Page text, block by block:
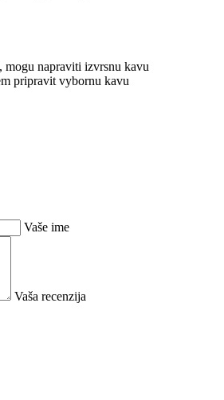
napraviti izvrsnu kavu
pripravit vybornu kavu
Vaše ime
Vaša recenzija